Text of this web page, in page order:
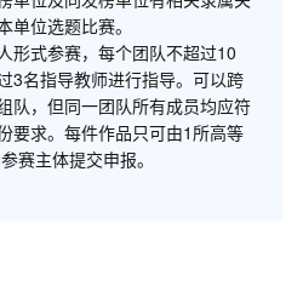
单位选题比赛。
形式参赛，每个团队不超过10
3名指导教师进行指导。可以跨
队，但同一团队所有成员均应符
要求。每件作品只可由1所高等
赛主体提交申报。